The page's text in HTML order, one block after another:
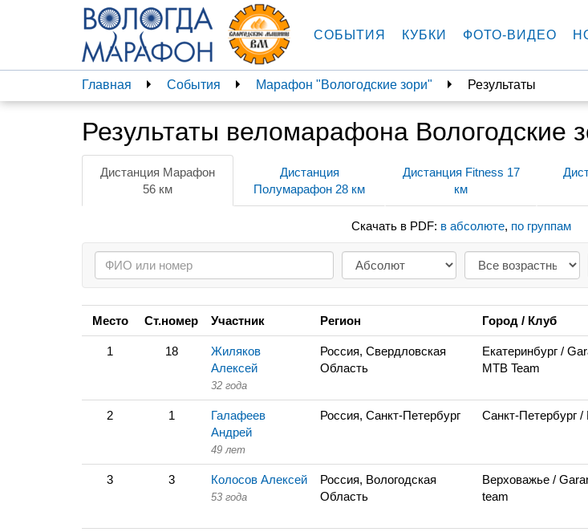
СОБЫТИЯ КУБКИ ФОТО-ВИДЕО
Главная События Марафон "Вологодские зори" Результаты
Результаты веломарафона Вологодские
Дистанция Марафон
56 км
Дистанция
Полумарафон 28 км
Дистанция Fitness 17
км
Скачать в PDF: в абсолюте, по группам
Место Ст.номер Участник Регион Город / Клуб
1 18
Жиляков
Алексей
32 года
Россия, Свердловская
Область
Екатеринбург /
MTB Team
2 1
Галафеев
Андрей
49 лет
Россия, Санкт-Петербург Санкт-Петербург /
3 3 Колосов Алексей
53 года
Россия, Вологодская
Область
Верховажье /
team